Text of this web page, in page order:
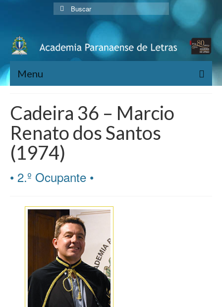
Buscar
por:
Menu
História
Diretoria
Acadêmicos
Estatuto
Notícias
Curiosidades
Contato
Cadeira 36 – Marcio
Renato dos Santos
(1974)
• 2.º Ocupante •